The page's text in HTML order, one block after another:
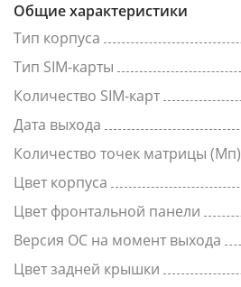
Общие характеристики
Тип корпуса
Тип SIM-карты
Количество SIM-карт
Дата выхода
Количество точек матрицы (Мп)
Цвет корпуса
Цвет фронтальной панели
Версия ОС на момент выхода
Цвет задней крышки